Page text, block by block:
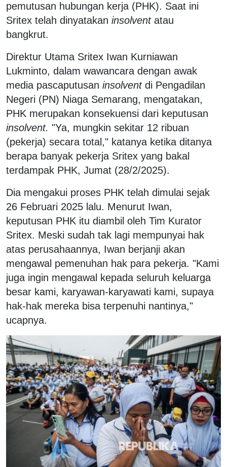
pemutusan hubungan kerja (PHK). Saat ini
Sritex telah dinyatakan insolventatau
bangkrut.
Direktur Utama Sritex Iwan Kurniawan
Lukminto, dalam wawancara dengan awak
media pascaputusan insolventdi Pengadilan
Negeri (PN) Niaga Semarang, mengatakan,
PHK merupakan konsekuensi dari keputusan
insolvent. "Ya, mungkin sekitar 12 ribuan
(pekerja) secara total," katanya ketika ditanya
berapa banyak pekerja Sritex yang bakal
terdampak PHK, Jumat (28/2/2025).
Dia mengakui proses PHK telah dimulai sejak
26 Februari 2025 lalu. Menurut Iwan,
keputusan PHK itu diambil oleh Tim Kurator
Sritex. Meski sudah tak lagi mempunyai hak
atas perusahaannya, Iwan berjanji akan
mengawal pemenuhan hak para pekerja. "Kami
juga ingin mengawal kepada seluruh keluarga
besar kami, karyawan-karyawati kami, supaya
hak-hak mereka bisa terpenuhi nantinya,"
ucapnya.